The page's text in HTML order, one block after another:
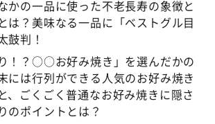
かの一品に使った不老長寿の象徴と
は？美味なる一品に「ベストグル目
鼓判！
！？○○お好み焼き」を選んだかの
には行列ができる人気のお好み焼き
、ごくごく普通なお好み焼きに隠さ
のポイントとは？